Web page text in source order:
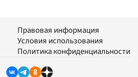
Правовая информация
Условия использования
Политика конфиденциальности